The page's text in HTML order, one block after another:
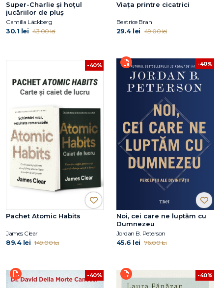
Super-Charlie și hoțul
jucăriilor de pluș
Camilla Läckberg
30.1 lei 43.00 lei
Viaţa printre cicatrici
Beatrice Bran
29.4 lei 49.00 lei
-40%
Pachet Atomic Habits
James Clear
89.4 lei 149.00 lei
-40%
Noi, cei care ne luptăm cu
Dumnezeu
Jordan B. Peterson
45.6 lei 76.00 lei
-40% -40%